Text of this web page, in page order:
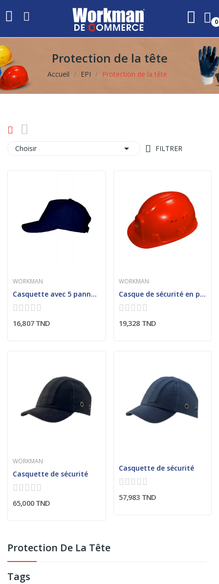
0
Protection de la tête
Accueil EPI Protection de la tête
Protection De La Tête
Tags
Choisir  FILTRER
WORKMAN
Casquette avec 5 panneaux
16,807 TND
WORKMAN
Casque de sécurité en polyéthylène
19,328 TND
WORKMAN
Casquette de sécurité
65,000 TND
Casquette de sécurité
57,983 TND